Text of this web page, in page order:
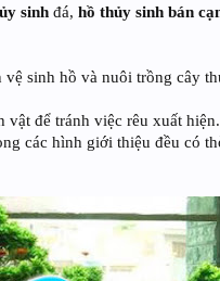
sinh đá,hồ thủy sinh bán
sinh hồ và nuôi trồng cây
để tránh việc rêu xuất
các hình giới thiệu đều có